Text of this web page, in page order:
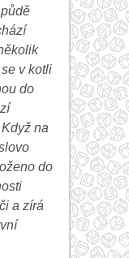
v kotli
do
na
do
a zírá